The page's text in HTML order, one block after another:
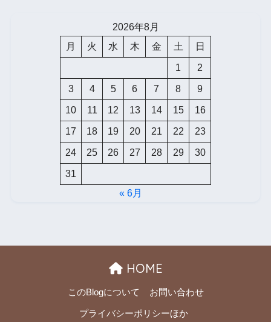
2026年8月
月
火 水 木 金 土 日
1 2
3 4 5 6 7 8 9
10 11 12 13 14 15 16
17 18 19 20 21 22 23
24 25 26 27 28 29 30
31
« 6月
HOME
このBlogについて お問い合わせ
プライバシーポリシーほか